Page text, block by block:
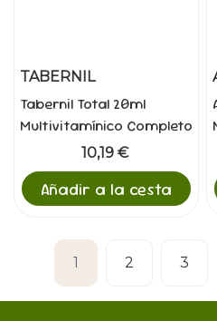
TABERNIL
Tabernil Total 20ml
Multivitamínico Completo
10,19 €
Añadir a la cesta
1 2 3